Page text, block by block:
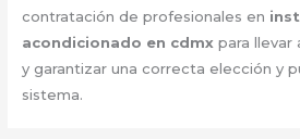
contratación de profesionales en
acondicionado en cdmx para llevar
y garantizar una correcta elección y
sistema.